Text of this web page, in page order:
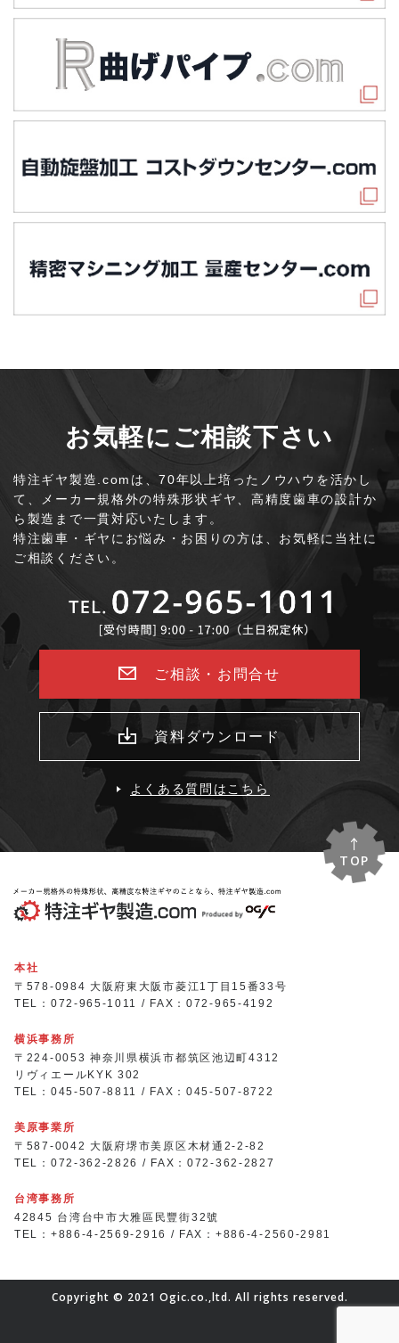
お気軽にご相談下さい
特注ギヤ製造.comは、70年以上培ったノウハウを活かし
て、
メーカー規格外の特殊形状ギヤ、高精度歯車の設計か
ら製造まで一貫対応いたします。
特注歯車・ギヤにお悩み・お困りの方は、お気軽に当社に
ご相談ください。
ご相談・お問合せ
資料ダウンロード
よくある質問はこちら
TOP
本社
〒578-0984 大阪府東大阪市菱江1丁目15番33号
TEL：072-965-1011 / FAX：072-965-4192
横浜事務所
〒224-0053 神奈川県横浜市都筑区池辺町4312
リヴィエールKYK 302
TEL：045-507-8811 / FAX：045-507-8722
美原事業所
〒587-0042 大阪府堺市美原区木材通2-2-82
TEL：072-362-2826 / FAX：072-362-2827
台湾事務所
42845 台湾台中市大雅區民豐街32號
TEL：+886-4-2569-2916 / FAX：+886-4-2560-2981
Copyright © 2021 Ogic.co.,ltd. All rights reserved.